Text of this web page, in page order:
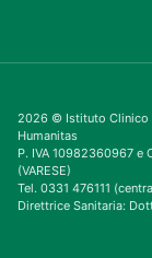
2026 © Istituto Clinico
Humanitas
P. IVA 10982360967 e
(VARESE)
Tel. 0331 476111
Direttrice Sanitaria: